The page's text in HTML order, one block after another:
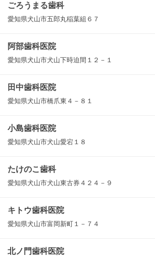
ごろうまる歯科
愛知県犬山市五郎丸稲葉組６７
阿部歯科医院
愛知県犬山市犬山下時迫間１２－１
田中歯科医院
愛知県犬山市橋爪東４－８１
小島歯科医院
愛知県犬山市犬山愛宕１８
たけのこ歯科
愛知県犬山市犬山東古券４２４－９
キトウ歯科医院
愛知県犬山市富岡新町１－７４
北ノ門歯科医院